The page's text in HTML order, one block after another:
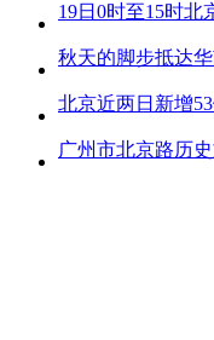
北京近两日新增
广州市北京路历